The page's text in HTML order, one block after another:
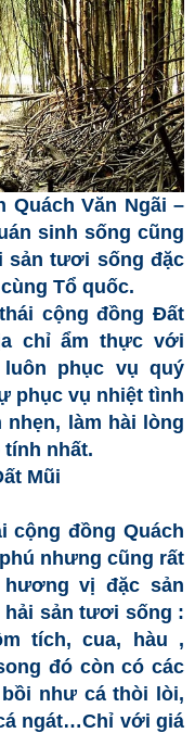
Quách Văn Ngãi –
sinh sống cũng
sản tươi sống đặc
Tổ quốc.
cộng đồng Đất
chỉ ẩm thực với
phục vụ quý
phục vụ nhiệt tình
nhẹn, làm hài lòng
nhất.
cộng đồng Quách
nhưng cũng rất
vị đặc sản
hải sản tươi sống :
tích, cua, hàu ,
đó còn có các
như cá thòi lòi,
ngát…Chỉ với giá